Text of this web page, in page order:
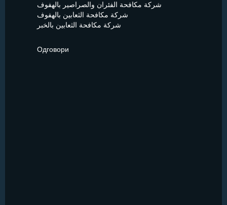
شركة مكافحة الفئران والصراصير بالهفوف
شركة مكافحة الثعابين بالهفوف
شركة مكافحة الثعابين بالخبر
Одговори